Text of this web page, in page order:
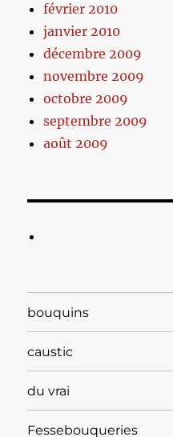
février 2010
janvier 2010
décembre 2009
novembre 2009
octobre 2009
septembre 2009
août 2009
bouquins
caustic
du vrai
Fessebouqueries